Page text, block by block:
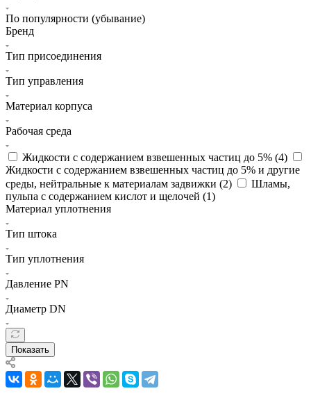
По популярности (убывание)
Бренд
Тип присоединения
Тип управления
Материал корпуса
Рабочая среда
Жидкости с содержанием взвешенных частиц до 5% (4)
Жидкости с содержанием взвешенных частиц до 5% и другие
среды, нейтральные к материалам задвижки (2)
Шламы,
пульпа с содержанием кислот и щелочей (1)
Материал уплотнения
Тип штока
Тип уплотнения
Давление PN
Диаметр DN
Показать